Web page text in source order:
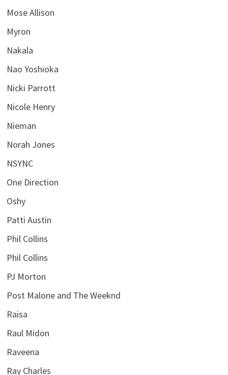
Mose Allison
Myron
Nakala
Nao Yoshioka
Nicki Parrott
Nicole Henry
Nieman
Norah Jones
NSYNC
One Direction
Oshy
Patti Austin
Phil Collins
Phil Collins
PJ Morton
Post Malone and The Weeknd
Raisa
Raul Midon
Raveena
Ray Charles